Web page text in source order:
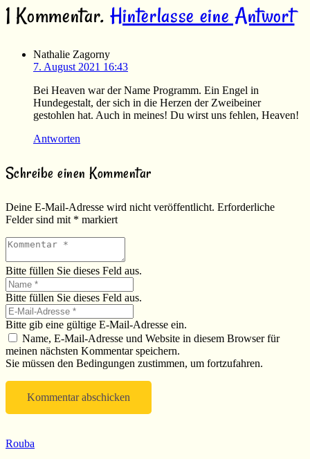
1 Kommentar. Hinterlasse eine Antwort
Nathalie Zagorny
7. August 2021 16:43
Bei Heaven war der Name Programm. Ein Engel in
Hundegestalt, der sich in die Herzen der Zweibeiner
gestohlen hat. Auch in meines! Du wirst uns fehlen, Heaven!
Antworten
Schreibe einen Kommentar
Deine E-Mail-Adresse wird nicht veröffentlicht. Erforderliche
Felder sind mit * markiert
Bitte füllen Sie dieses Feld aus.
Bitte füllen Sie dieses Feld aus.
Bitte gib eine gültige E-Mail-Adresse ein.
Name, E-Mail-Adresse und Website in diesem Browser für
meinen nächsten Kommentar speichern.
Sie müssen den Bedingungen zustimmen, um fortzufahren.
Kommentar abschicken
Rouba